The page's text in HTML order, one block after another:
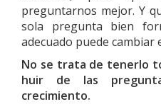
preguntarnos mejor. Y
sola pregunta bien
adecuado puede
No se trata de tenerlo
huir de las
crecimiento.